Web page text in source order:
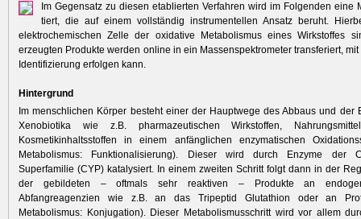
Im Gegensatz zu diesen etablierten Verfahren wird im Folgenden eine
tiert, die auf einem vollständig instru­mentellen Ansatz beruht.
elektrochemischen Zelle der oxidative Metabolismus eines Wirkstoffes
erzeugten Produkte werden online in ein Massenspektrometer transferiert,
Identifizierung erfolgen kann.
Hintergrund
Im menschlichen Körper besteht einer der Hauptwege des Abbaus und der
Xenobiotika wie z.B. pharmazeutischen Wirkstoffen,
Kosmetikinhaltsstoffen in einem anfänglichen enzymatischen
Metabolismus: Funktionalisierung). Dieser wird durch Enzyme der
Superfamilie (CYP) katalysiert. In einem zweiten Schritt folgt dann in der
der gebildeten – oftmals sehr reaktiven – Produkte an
Abfangreagenzien wie z.B. an das Tripeptid Glutathion oder an
Metabolismus: Konju­gation). Dieser Metabolismusschritt wird vor allem